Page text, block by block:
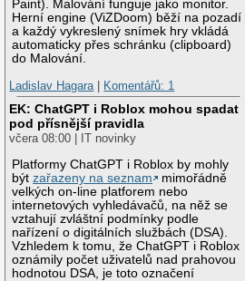
Paint). Malování funguje jako monitor.
Herní engine (ViZDoom) běží na pozadí
a každý vykreslený snímek hry vkládá
automaticky přes schránku (clipboard)
do Malování.
Ladislav Hagara
Komentářů: 1
EK: ChatGPT i Roblox mohou spadat
pod přísnější pravidla
včera 08:00 | IT novinky
Platformy ChatGPT i Roblox by mohly
býtzařazeny na seznam
mimořádně
velkých on-line platforem nebo
internetových vyhledávačů, na něž se
vztahují zvláštní podmínky podle
nařízení o digitálních službách (DSA).
Vzhledem k tomu, že ChatGPT i Roblox
oznámily počet uživatelů nad prahovou
hodnotou DSA, je toto označení